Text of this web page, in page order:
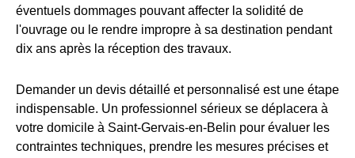
éventuels dommages pouvant affecter la solidité de
l'ouvrage ou le rendre impropre à sa destination pendant
dix ans après la réception des travaux.
Demander un devis détaillé et personnalisé est une étape
indispensable. Un professionnel sérieux se déplacera à
votre domicile à Saint-Gervais-en-Belin pour évaluer les
contraintes techniques, prendre les mesures précises et